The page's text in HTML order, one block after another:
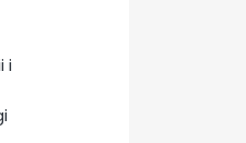
i